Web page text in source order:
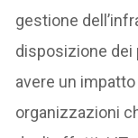
gestione
disposizione dei
avere un
organizzazioni